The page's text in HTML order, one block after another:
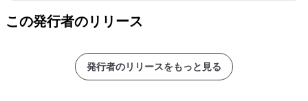
この発行者のリリース
発行者のリリースをもっと見る